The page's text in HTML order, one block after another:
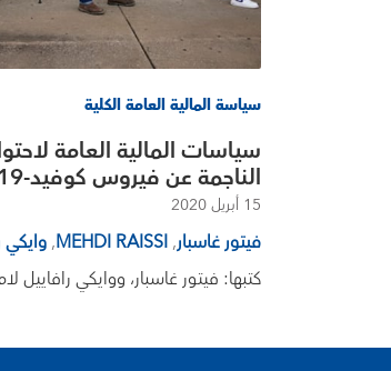
سياسة المالية العامة الكلية
سياسات المالية العامة
الناجمة عن فيروس كوفيد-19
15 أبريل 2020
فيتور غاسبار,
MEHDI RAISSI
,وايكي
كتبها: فيتور غاسبار، ووايكي